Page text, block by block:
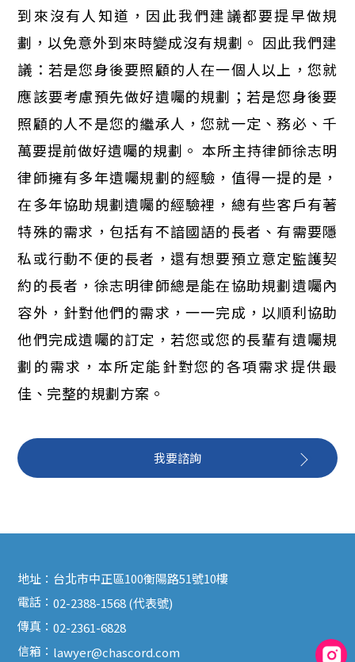
到來沒有人知道，因此我們建議都要提早做規
劃，以免意外到來時變成沒有規劃。 因此我們建
議：若是您身後要照顧的人在一個人以上，您就
應該要考慮預先做好遺囑的規劃；若是您身後要
照顧的人不是您的繼承人，您就一定、務必、千
萬要提前做好遺囑的規劃。 本所主持律師徐志明
律師擁有多年遺囑規劃的經驗，值得一提的是，
在多年協助規劃遺囑的經驗裡，總有些客戶有著
特殊的需求，包括有不諳國語的長者、有需要隱
私或行動不便的長者，還有想要預立意定監護契
約的長者，徐志明律師總是能在協助規劃遺囑內
容外，針對他們的需求，一一完成，以順利協助
他們完成遺囑的訂定，若您或您的長輩有遺囑規
劃的需求，本所定能針對您的各項需求提供最
佳、完整的規劃方案。
我要諮詢
地址： 台北市中正區100衡陽路51號10樓
電話：02-2388-1568 (代表號)
傳真：02-2361-6828
信箱： lawyer@chascord.com